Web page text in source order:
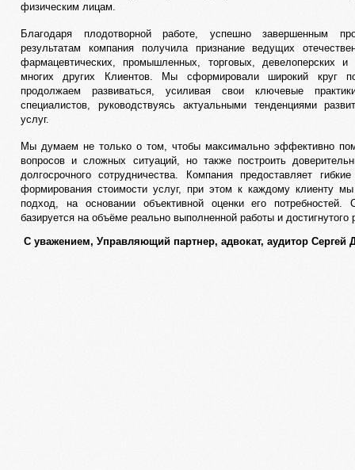
физическим лицам.
Благодаря плодотворной работе, успешно завершенным
результатам компания получила признание ведущих
фармацевтических, промышленных, торговых, девелоперских
многих других Клиентов. Мы сформировали широкий круг
продолжаем развиваться, усиливая свои ключевые
специалистов, руководствуясь актуальными тенденциями
услуг.
Мы думаем не только о том, чтобы максимально эффективно
вопросов и сложных ситуаций, но также построить
долгосрочного сотрудничества. Компания предоставляет
формирования стоимости услуг, при этом к каждому клиенту
подход, на основании объективной оценки его потребностей.
базируется на объёме реально выполненной работы и достигнутого
С уважением, Управляющий партнер, адвокат, аудитор Сергей